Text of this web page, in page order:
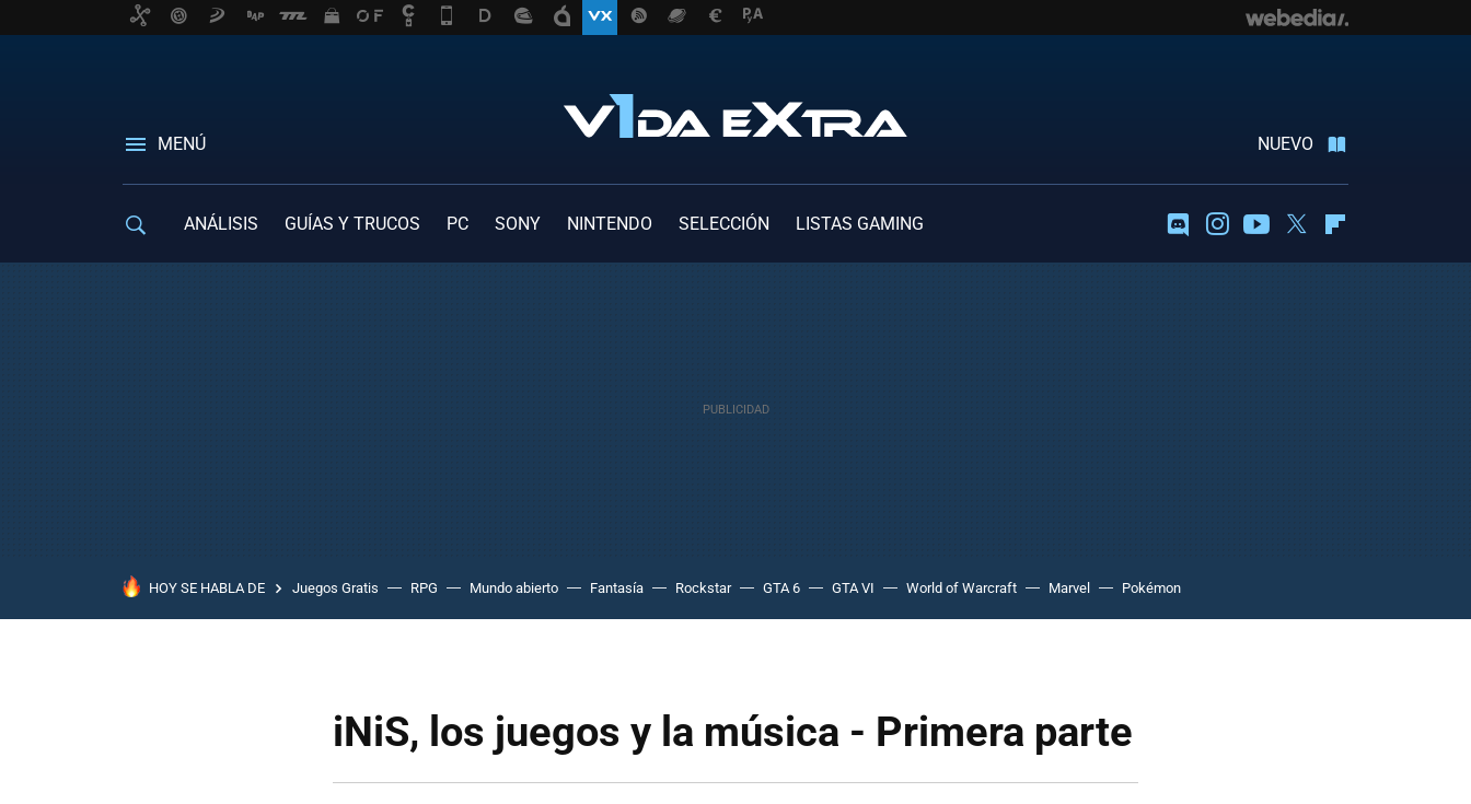
MENÚ NUEVO
ANÁLISIS GUÍAS Y TRUCOS PC SONY NINTENDO SELECCIÓN LISTAS GAMING DiscordInstagramYoutubeTwitter
HOY SE HABLA DE Juegos Gratis RPG Mundo abierto Fantasía Rockstar GTA 6 GTA VI World of Warcraft Marvel Pokémon
iNiS, los juegos y la música - Primera parte